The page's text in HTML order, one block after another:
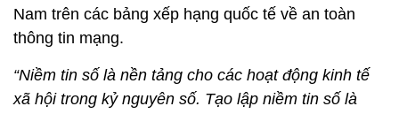
Nam trên các bảng xếp hạng quốc tế về an toàn
thông tin mạng.
“Niềm tin số là nền tảng cho các hoạt động kinh tế
xã hội trong kỷ nguyên số. Tạo lập niềm tin số là